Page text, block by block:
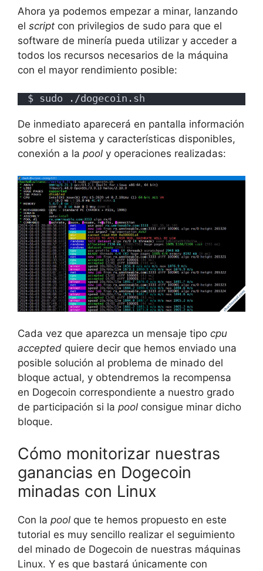
Ahora ya podemos empezar a minar, lanzando
el script con privilegios de sudo para que el
software de minería pueda utilizar y acceder a
todos los recursos necesarios de la máquina
con el mayor rendimiento posible:
$ sudo ./dogecoin.sh
De inmediato aparecerá en pantalla información
sobre el sistema y características disponibles,
conexión a la pool y operaciones realizadas:
Cada vez que aparezca un mensaje tipo cpu
accepted quiere decir que hemos enviado una
posible solución al problema de minado del
bloque actual, y obtendremos la recompensa
en Dogecoin correspondiente a nuestro grado
de participación si la pool consigue minar dicho
bloque.
Cómo monitorizar nuestras
ganancias en Dogecoin
minadas con Linux
Con la pool que te hemos propuesto en este
tutorial es muy sencillo realizar el seguimiento
del minado de Dogecoin de nuestras máquinas
Linux. Y es que bastará únicamente con